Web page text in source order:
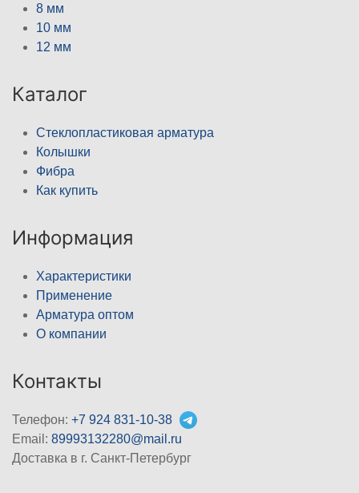
8 мм
10 мм
12 мм
Каталог
Стеклопластиковая арматура
Колышки
Фибра
Как купить
Информация
Характеристики
Применение
Арматура оптом
О компании
Контакты
Телефон: +7 924 831-10-38
Email: 89993132280@mail.ru
Доставка в г. Санкт-Петербург